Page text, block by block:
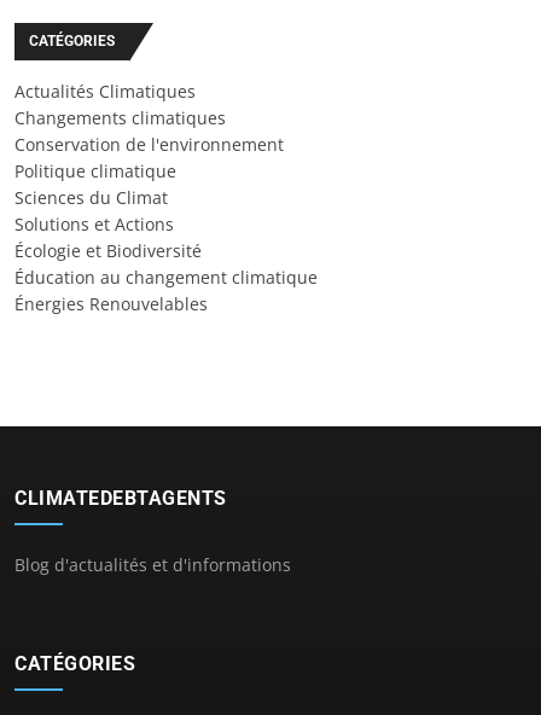
CATÉGORIES
Actualités Climatiques
Changements climatiques
Conservation de l'environnement
Politique climatique
Sciences du Climat
Solutions et Actions
Écologie et Biodiversité
Éducation au changement climatique
Énergies Renouvelables
CLIMATEDEBTAGENTS
Blog d'actualités et d'informations
CATÉGORIES